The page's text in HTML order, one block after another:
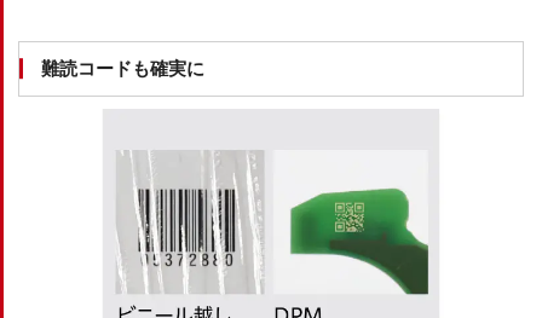
難読コードも確実に